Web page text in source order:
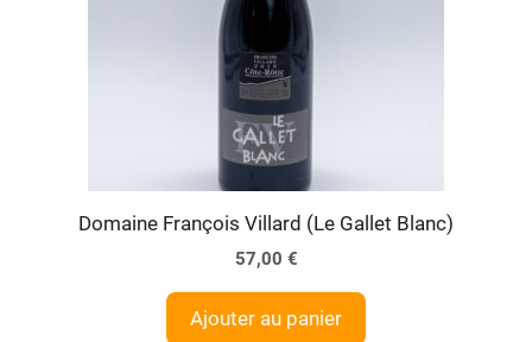
Domaine François Villard (Le Gallet Blanc)
57,00 €
Ajouter au panier